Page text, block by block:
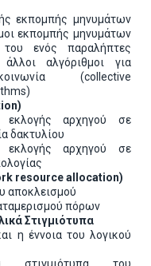
εκπομπής μηνυμάτων
εκπομπής μηνυμάτων
ενός παραλήπτες
αλγόριθμοι για
(collective
αρχηγού σε
δακτυλίου
αρχηγού σε
resource allocation)
αποκλεισμού
πόρων
Στιγμιότυπα
η έννοια του λογικού